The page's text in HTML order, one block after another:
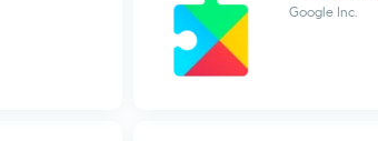
Google Inc.